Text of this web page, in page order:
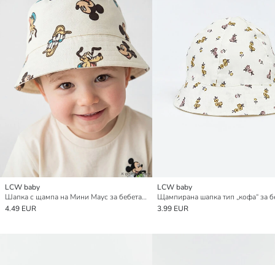
LCW baby
Шапка с щампа на Мини Маус за бебета момчета
4.49 EUR
LCW baby
3.99 EUR